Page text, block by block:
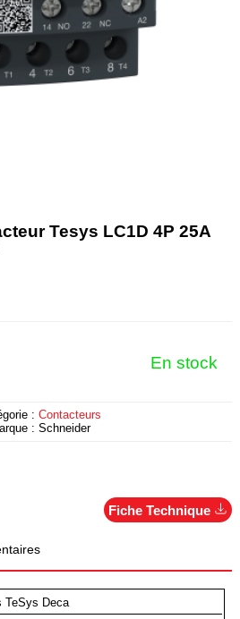
Tesys LC1D 4P 25A
En stock
: Contacteurs
: Schneider
Fiche Technique
TeSys Deca